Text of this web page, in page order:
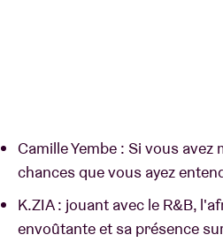
Camille Yembe : Si vous
chances que vous ayez
K.ZIA : jouant avec le R&B,
envoûtante et sa présence